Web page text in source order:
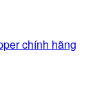
chính hãng